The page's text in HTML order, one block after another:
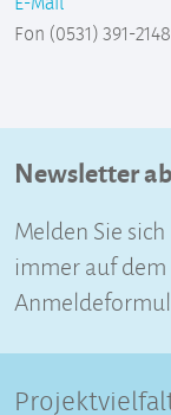
Fon (0531) 391-2148
Newsletter
Melden Sie
immer auf